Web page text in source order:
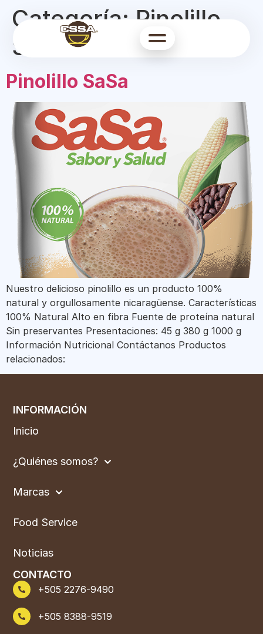
Categoría: Pinolillo
SaSa
Pinolillo SaSa
Nuestro delicioso pinolillo es un producto 100%
natural y orgullosamente nicaragüense. Características
100% Natural Alto en fibra Fuente de proteína natural
Sin preservantes Presentaciones: 45 g 380 g 1000 g
Información Nutricional Contáctanos Productos
relacionados:
INFORMACIÓN
Inicio
¿Quiénes somos?
Marcas
Food Service
Noticias
CONTACTO
+505 2276-9490
+505 8388-9519